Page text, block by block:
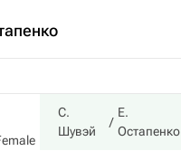
С.
Шувэй
Е.
Остапенко